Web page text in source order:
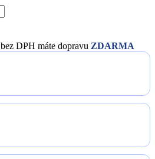
bez DPH máte dopravu ZDARMA